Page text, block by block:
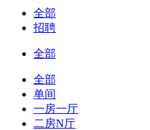
全部
招聘
全部
全部
单间
一房一厅
二房N厅